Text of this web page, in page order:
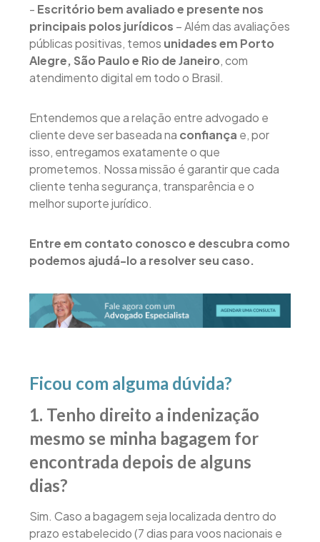
- Escritório bem avaliado e presente nos
principais polos jurídicos – Além das avaliações
públicas positivas, temos unidades em Porto
Alegre, São Paulo e Rio de Janeiro, com
atendimento digital em todo o Brasil.
Entendemos que a relação entre advogado e
cliente deve ser baseada na confiança e, por
isso, entregamos exatamente o que
prometemos. Nossa missão é garantir que cada
cliente tenha segurança, transparência e o
melhor suporte jurídico.
Entre em contato conosco e descubra como
podemos ajudá-lo a resolver seu caso.
Ficou com alguma dúvida?
1. Tenho direito a indenização
mesmo se minha bagagem for
encontrada depois de alguns
dias?
Sim. Caso a bagagem seja localizada dentro do
prazo estabelecido (7 dias para voos nacionais e